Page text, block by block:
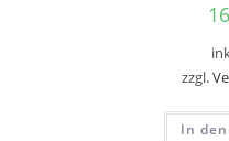
zzgl.
In